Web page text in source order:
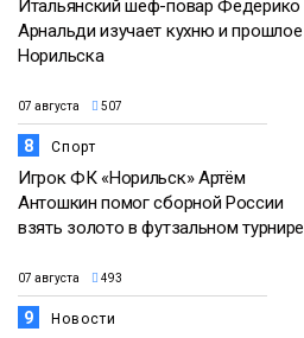
Итальянский шеф-повар Федерико
Арнальди изучает кухню и прошлое
Норильска
07 августа 507
8 Спорт
Игрок ФК «Норильск» Артём
Антошкин помог сборной России
взять золото в футзальном турнире
07 августа 493
9 Новости